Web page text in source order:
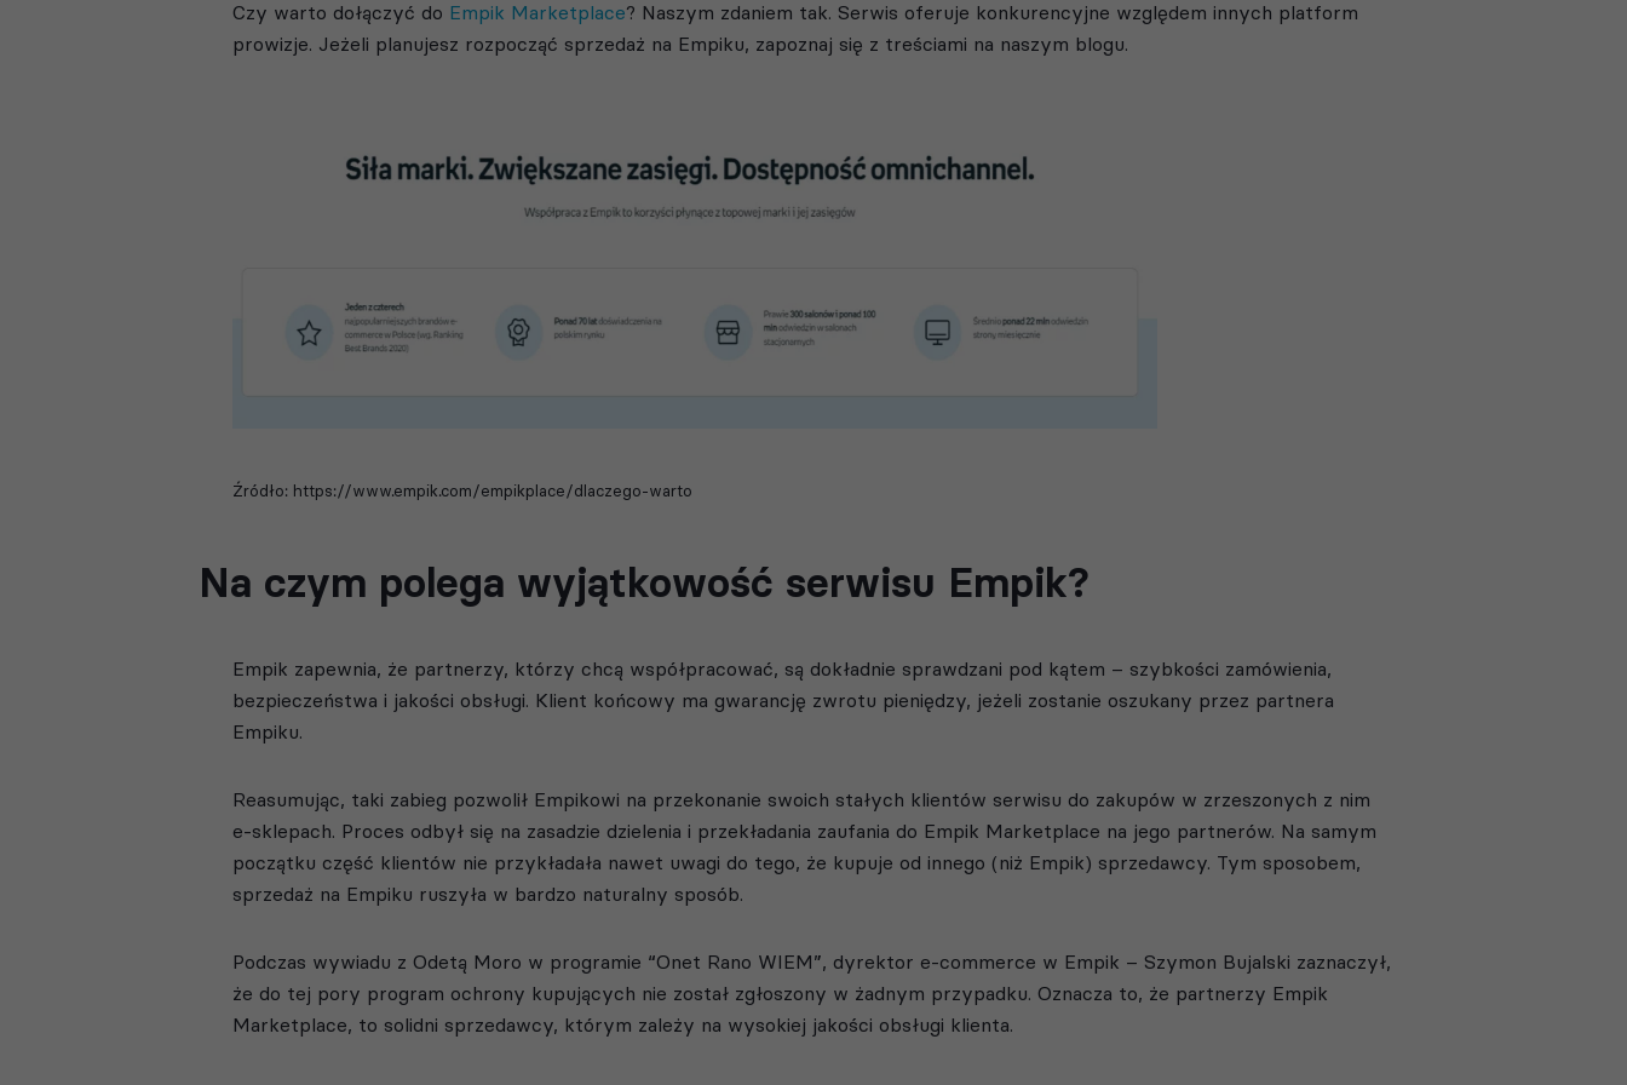
Czy warto dołączyć do Empik Marketplace? Naszym zdaniem tak. Serwis oferuje konkurencyjne względem innych platform
prowizje. Jeżeli planujesz rozpocząć sprzedaż na Empiku, zapoznaj się z treściami na naszym blogu.
Źródło: https://www.empik.com/empikplace/dlaczego-warto
Na czym polega wyjątkowość serwisu Empik?
Empik zapewnia, że partnerzy, którzy chcą współpracować, są dokładnie sprawdzani pod kątem – szybkości zamówienia,
bezpieczeństwa i jakości obsługi. Klient końcowy ma gwarancję zwrotu pieniędzy, jeżeli zostanie oszukany przez partnera
Empiku.
Reasumując, taki zabieg pozwolił Empikowi na przekonanie swoich stałych klientów serwisu do zakupów w zrzeszonych z nim
e-sklepach. Proces odbył się na zasadzie dzielenia i przekładania zaufania do Empik Marketplace na jego partnerów. Na samym
początku część klientów nie przykładała nawet uwagi do tego, że kupuje od innego (niż Empik) sprzedawcy. Tym sposobem,
sprzedaż na Empiku ruszyła w bardzo naturalny sposób.
Podczas wywiadu z Odetą Moro w programie “Onet Rano WIEM”, dyrektor e-commerce w Empik – Szymon Bujalski zaznaczył,
że do tej pory program ochrony kupujących nie został zgłoszony w żadnym przypadku. Oznacza to, że partnerzy Empik
Marketplace, to solidni sprzedawcy, którym zależy na wysokiej jakości obsługi klienta.